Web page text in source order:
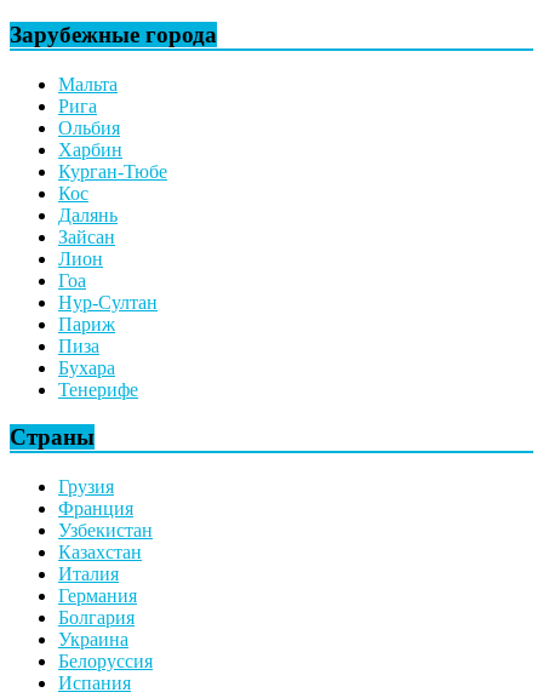
Зарубежные города
Мальта
Рига
Ольбия
Харбин
Курган-Тюбе
Кос
Далянь
Зайсан
Лион
Гоа
Нур-Султан
Париж
Пиза
Бухара
Тенерифе
Страны
Грузия
Франция
Узбекистан
Казахстан
Италия
Германия
Болгария
Украина
Белоруссия
Испания